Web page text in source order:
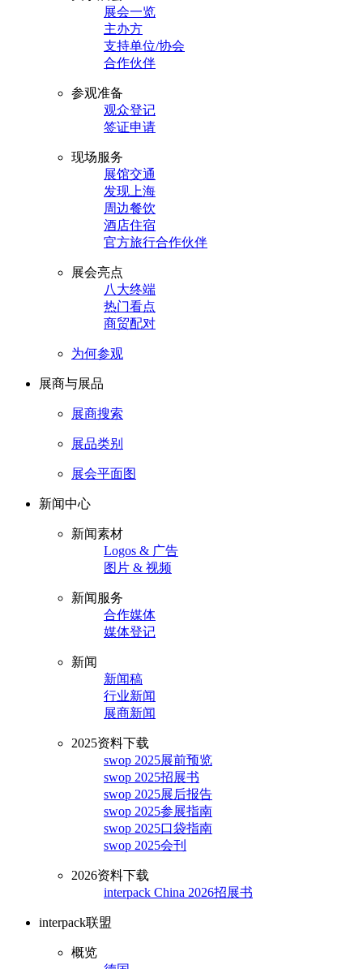
展会一览
主办方
支持单位/协会
合作伙伴
参观准备
观众登记
签证申请
现场服务
展馆交通
发现上海
周边餐饮
酒店住宿
官方旅行合作伙伴
展会亮点
八大终端
热门看点
商贸配对
为何参观
展商与展品
展商搜索
展品类别
展会平面图
新闻中心
新闻素材
Logos & 广告
图片 & 视频
新闻服务
合作媒体
媒体登记
新闻
新闻稿
行业新闻
展商新闻
2025资料下载
swop 2025展前预览
swop 2025招展书
swop 2025展后报告
swop 2025参展指南
swop 2025口袋指南
swop 2025会刊
2026资料下载
interpack China 2026招展书
interpack联盟
概览